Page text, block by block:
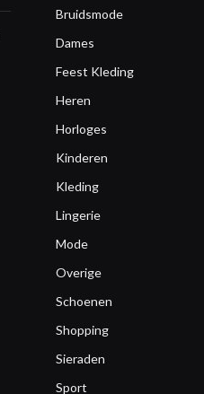
Bruidsmode
Dames
Feest Kleding
Heren
Horloges
Kinderen
Kleding
Lingerie
Mode
Overige
Schoenen
Shopping
Sieraden
Sport